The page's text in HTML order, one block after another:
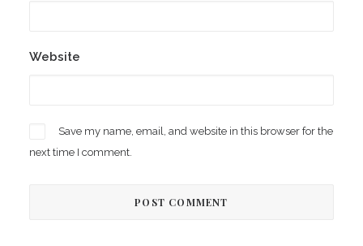
Website
Save my name, email, and website in this browser for the
next time I comment.